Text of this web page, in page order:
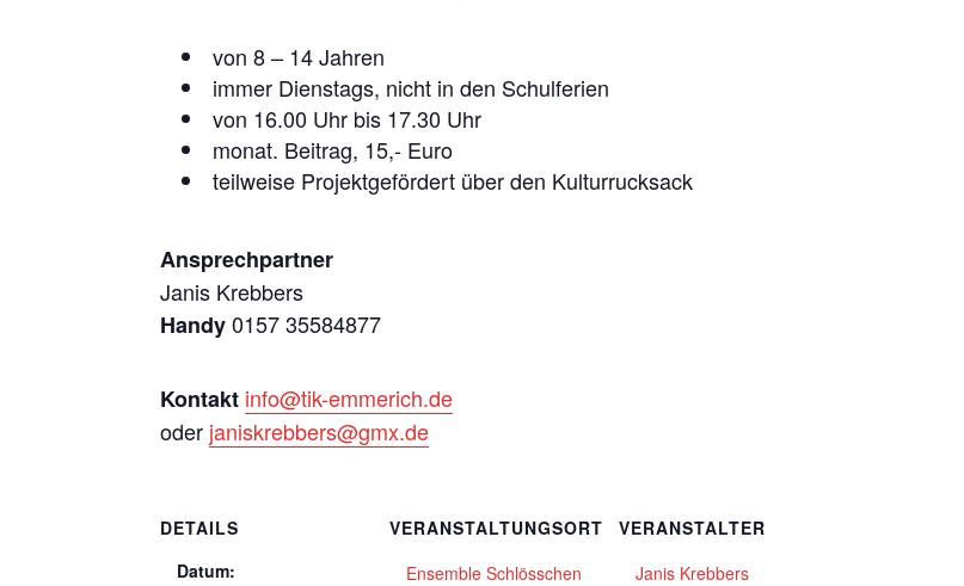
von 8 – 14 Jahren
immer Dienstags, nicht in den Schulferien
von 16.00 Uhr bis 17.30 Uhr
monat. Beitrag, 15,- Euro
teilweise Projektgefördert über den Kulturrucksack
Ansprechpartner
Janis Krebbers
Handy0157 35584877
Kontakt info@tik-emmerich.de
oder janiskrebbers@gmx.de
DETAILS
Datum:
VERANSTALTUNGSORT
Ensemble Schlösschen
VERANSTALTER
Janis Krebbers